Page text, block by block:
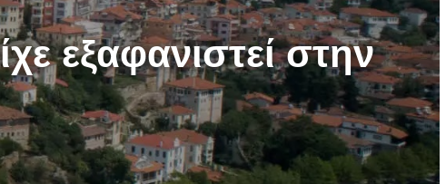
εξαφανιστεί στην